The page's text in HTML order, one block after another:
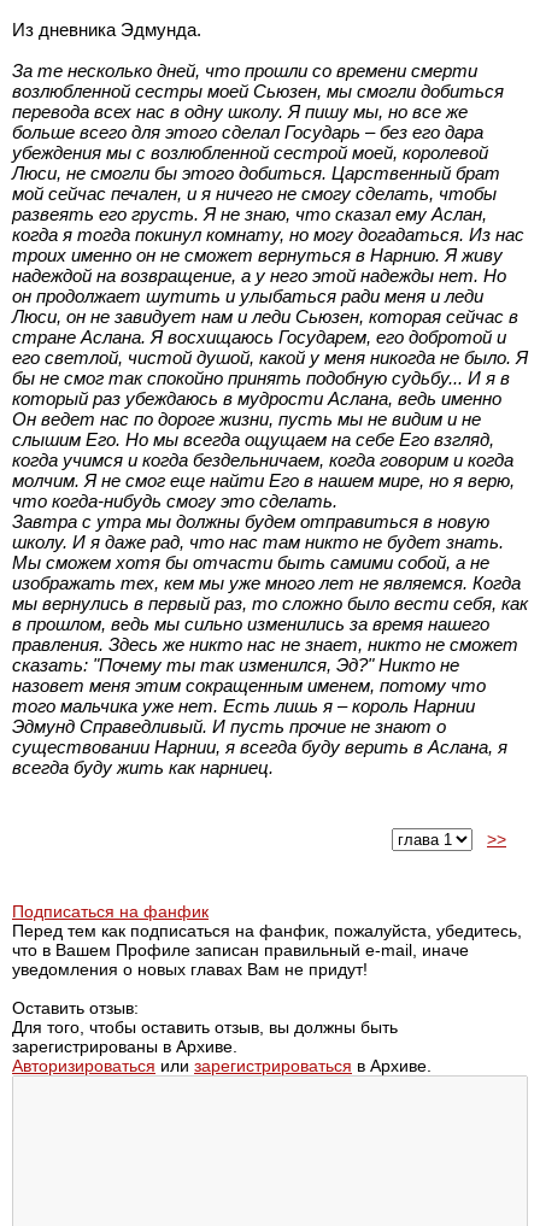
Из дневника Эдмунда.
За те несколько дней, что прошли со времени смерти
возлюбленной сестры моей Сьюзен, мы смогли добиться
перевода всех нас в одну школу. Я пишу мы, но все же
больше всего для этого сделал Государь – без его дара
убеждения мы с возлюбленной сестрой моей, королевой
Люси, не смогли бы этого добиться. Царственный брат
мой сейчас печален, и я ничего не смогу сделать, чтобы
развеять его грусть. Я не знаю, что сказал ему Аслан,
когда я тогда покинул комнату, но могу догадаться. Из нас
троих именно он не сможет вернуться в Нарнию. Я живу
надеждой на возвращение, а у него этой надежды нет. Но
он продолжает шутить и улыбаться ради меня и леди
Люси, он не завидует нам и леди Сьюзен, которая сейчас в
стране Аслана. Я восхищаюсь Государем, его добротой и
его светлой, чистой душой, какой у меня никогда не было. Я
бы не смог так спокойно принять подобную судьбу... И я в
который раз убеждаюсь в мудрости Аслана, ведь именно
Он ведет нас по дороге жизни, пусть мы не видим и не
слышим Его. Но мы всегда ощущаем на себе Его взгляд,
когда учимся и когда бездельничаем, когда говорим и когда
молчим. Я не смог еще найти Его в нашем мире, но я верю,
что когда-нибудь смогу это сделать.
Завтра с утра мы должны будем отправиться в новую
школу. И я даже рад, что нас там никто не будет знать.
Мы сможем хотя бы отчасти быть самими собой, а не
изображать тех, кем мы уже много лет не являемся. Когда
мы вернулись в первый раз, то сложно было вести себя, как
в прошлом, ведь мы сильно изменились за время нашего
правления. Здесь же никто нас не знает, никто не сможет
сказать: "Почему ты так изменился, Эд?" Никто не
назовет меня этим сокращенным именем, потому что
того мальчика уже нет. Есть лишь я – король Нарнии
Эдмунд Справедливый. И пусть прочие не знают о
существовании Нарнии, я всегда буду верить в Аслана, я
всегда буду жить как нарниец.
>>
Подписаться на фанфик
Перед тем как подписаться на фанфик, пожалуйста, убедитесь,
что в Вашем Профиле записан правильный e-mail, иначе
уведомления о новых главах Вам не придут!
Оставить отзыв:
Для того, чтобы оставить отзыв, вы должны быть
зарегистрированы в Архиве.
Авторизироваться или зарегистрироваться в Архиве.